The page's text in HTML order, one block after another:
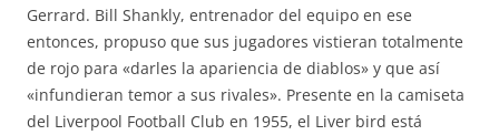
Gerrard. Bill Shankly, entrenador del equipo en ese
entonces, propuso que sus jugadores vistieran totalmente
de rojo para «darles la apariencia de diablos» y que así
«infundieran temor a sus rivales». Presente en la camiseta
del Liverpool Football Club en 1955, el Liver bird está